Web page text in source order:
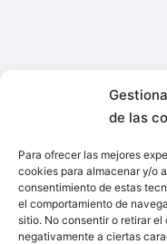
de las
Para ofrecer las mejores
cookies para almacenar y/o
consentimiento de estas
el comportamiento de
sitio. No consentir o retirar
negativamente a ciertas